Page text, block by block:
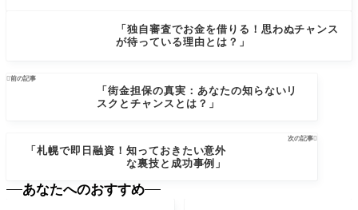
「独自審査でお金を借りる！思わぬチャンス
が待っている理由とは？」
前の記事
「街金担保の真実：あなたの知らないリ
スクとチャンスとは？」
次の記事
「札幌で即日融資！知っておきたい意外
な裏技と成功事例」
あなたへのおすすめ